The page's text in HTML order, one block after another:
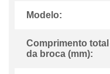
Modelo:
Comprimento total
da broca (mm):